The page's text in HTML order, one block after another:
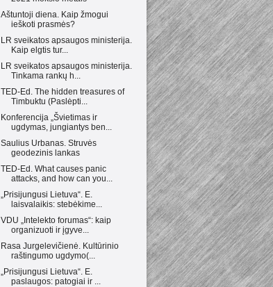
Aštuntoji diena. Kaip žmogui
ieškoti prasmės?
LR sveikatos apsaugos ministerija.
Kaip elgtis tur...
LR sveikatos apsaugos ministerija.
Tinkama rankų h...
TED-Ed. The hidden treasures of
Timbuktu (Paslėpti...
Konferencija „Švietimas ir
ugdymas, jungiantys ben...
Saulius Urbanas. Struvės
geodezinis lankas
TED-Ed. What causes panic
attacks, and how can you...
„Prisijungusi Lietuva“. E.
laisvalaikis: stebėkime...
VDU „Intelekto forumas“: kaip
organizuoti ir įgyve...
Rasa Jurgelevičienė. Kultūrinio
raštingumo ugdymo(...
„Prisijungusi Lietuva“. E.
paslaugos: patogiai ir ...